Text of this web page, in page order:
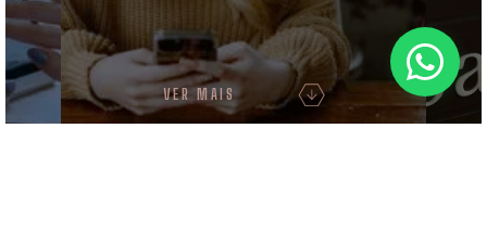
VER MAIS